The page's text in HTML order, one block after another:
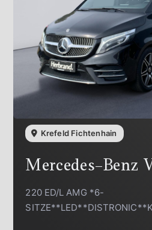
Krefeld Fichtenhain
Mercedes-Benz
220 ED/L AMG *6-